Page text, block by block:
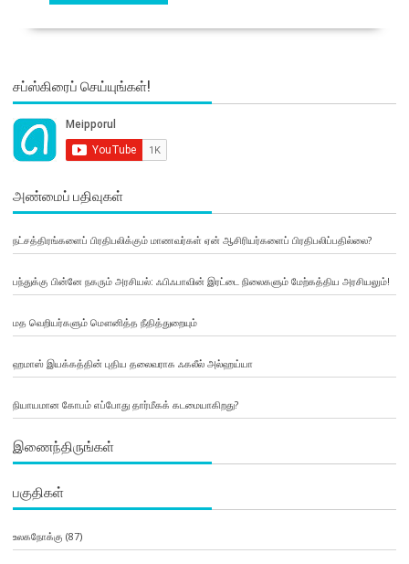
சப்ஸ்கிரைப் செய்யுங்கள்!
அண்மைப் பதிவுகள்
நட்சத்திரங்களைப் பிரதிபலிக்கும் மாணவர்கள் ஏன் ஆசிரியர்களைப் பிரதிபலிப்பதில்லை?
பந்துக்கு பின்னே நகரும் அரசியல்: ஃபிஃபாவின் இரட்டை நிலைகளும் மேற்கத்திய அரசியலும்!
மத வெறியர்களும் மௌனித்த நீதித்துறையும்
ஹமாஸ் இயக்கத்தின் புதிய தலைவராக ஃகலீல் அல்ஹய்யா
நியாயமான கோபம் எப்போது தார்மீகக் கடமையாகிறது?
இணைந்திருங்கள்
பகுதிகள்
உலகநோக்கு (87)